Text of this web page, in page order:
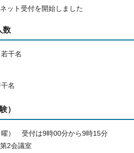
ット受付を開始しました
数
干名
名
）
） 受付は9時00分から9時15分
2会議室